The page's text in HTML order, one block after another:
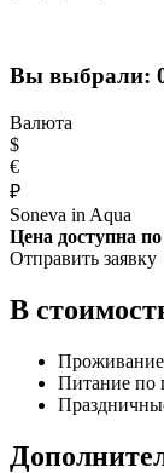
Вы выбрали:
Валюта
$
€
₽
Soneva in Aqua
Цена доступна по
Отправить заявку
В
Проживание
Питание по